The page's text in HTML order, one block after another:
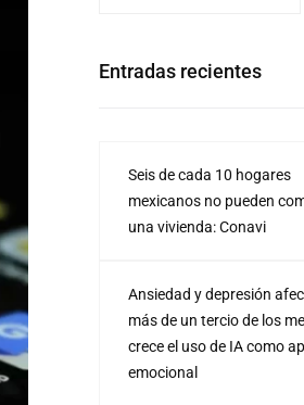
Entradas recientes
Seis de cada 10 hogares
mexicanos no pueden
una vivienda: Conavi
Ansiedad y depresión
más de un tercio de los
crece el uso de IA como
emocional